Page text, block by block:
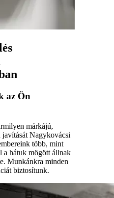
az Ön
márkájú,
javítását Nagykovácsi
több, mint
a hátuk mögött állnak
Munkánkra minden
biztosítunk.